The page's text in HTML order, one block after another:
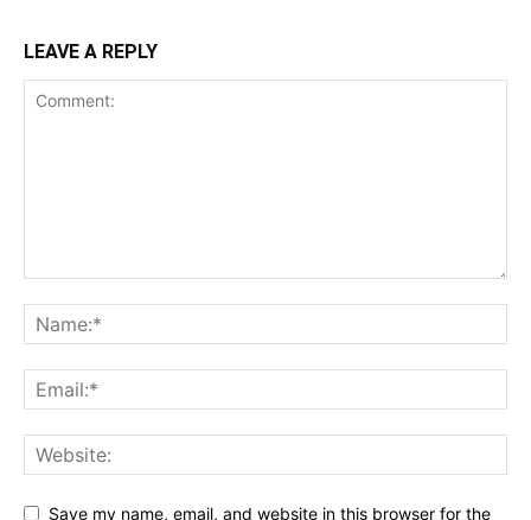
LEAVE A REPLY
Save my name, email, and website in this browser for the